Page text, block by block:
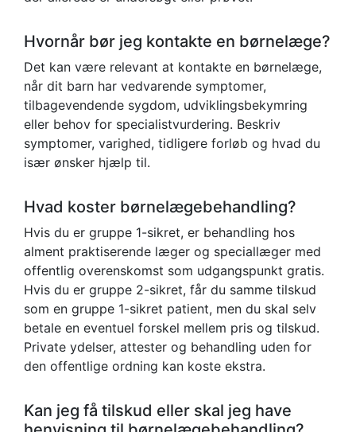
Hvornår bør jeg kontakte en børnelæge?
Det kan være relevant at kontakte en børnelæge,
når dit barn har vedvarende symptomer,
tilbagevendende sygdom, udviklingsbekymring
eller behov for specialistvurdering. Beskriv
symptomer, varighed, tidligere forløb og hvad du
især ønsker hjælp til.
Hvad koster børnelægebehandling?
Hvis du er gruppe 1-sikret, er behandling hos
alment praktiserende læger og speciallæger med
offentlig overenskomst som udgangspunkt gratis.
Hvis du er gruppe 2-sikret, får du samme tilskud
som en gruppe 1-sikret patient, men du skal selv
betale en eventuel forskel mellem pris og tilskud.
Private ydelser, attester og behandling uden for
den offentlige ordning kan koste ekstra.
Kan jeg få tilskud eller skal jeg have